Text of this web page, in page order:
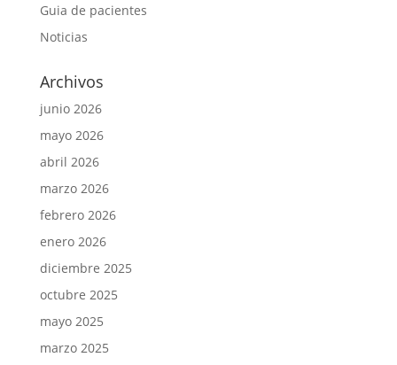
Guia de pacientes
Noticias
Archivos
junio 2026
mayo 2026
abril 2026
marzo 2026
febrero 2026
enero 2026
diciembre 2025
octubre 2025
mayo 2025
marzo 2025